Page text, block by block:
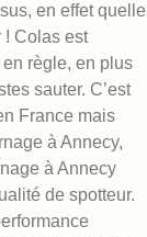
en effet quelle
! Colas est
règle, en plus
sauter. C’est
France mais
à Annecy,
à Annecy
de spotteur.